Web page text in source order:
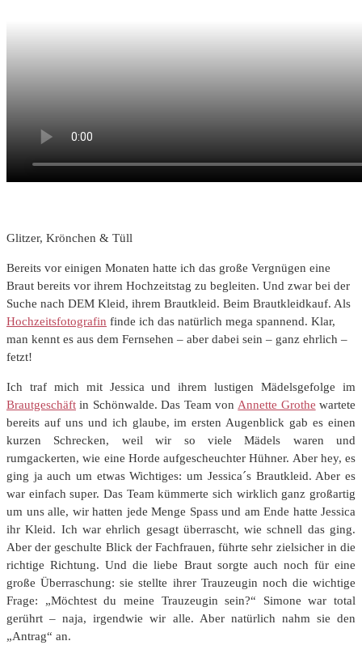
Glitzer, Krönchen & Tüll
Bereits vor einigen Monaten hatte ich das große Vergnügen eine
Braut bereits vor ihrem Hochzeitstag zu begleiten. Und zwar bei der
Suche nach DEM Kleid, ihrem Brautkleid. Beim Brautkleidkauf. Als
Hochzeitsfotografin finde ich das natürlich mega spannend. Klar,
man kennt es aus dem Fernsehen – aber dabei sein – ganz ehrlich –
fetzt!
Ich traf mich mit Jessica und ihrem lustigen Mädelsgefolge im
Brautgeschäft in Schönwalde. Das Team von Annette Grothe wartete
bereits auf uns und ich glaube, im ersten Augenblick gab es einen
kurzen Schrecken, weil wir so viele Mädels waren und
rumgackerten, wie eine Horde aufgescheuchter Hühner. Aber hey, es
ging ja auch um etwas Wichtiges: um Jessica´s Brautkleid. Aber es
war einfach super. Das Team kümmerte sich wirklich ganz großartig
um uns alle, wir hatten jede Menge Spass und am Ende hatte Jessica
ihr Kleid. Ich war ehrlich gesagt überrascht, wie schnell das ging.
Aber der geschulte Blick der Fachfrauen, führte sehr zielsicher in die
richtige Richtung. Und die liebe Braut sorgte auch noch für eine
große Überraschung: sie stellte ihrer Trauzeugin noch die wichtige
Frage: „Möchtest du meine Trauzeugin sein?“ Simone war total
gerührt – naja, irgendwie wir alle. Aber natürlich nahm sie den
„Antrag“ an.